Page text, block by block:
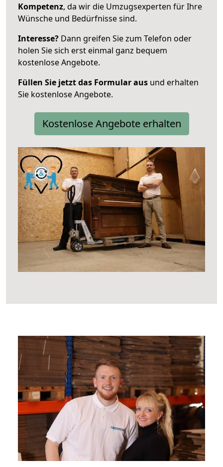
Kompetenz, da wir die Umzugsexperten für Ihre
Wünsche und Bedürfnisse sind.
Interesse? Dann greifen Sie zum Telefon oder
holen Sie sich erst einmal ganz bequem
kostenlose Angebote.
Füllen Sie jetzt das Formular aus und erhalten
Sie kostenlose Angebote.
Kostenlose Angebote erhalten